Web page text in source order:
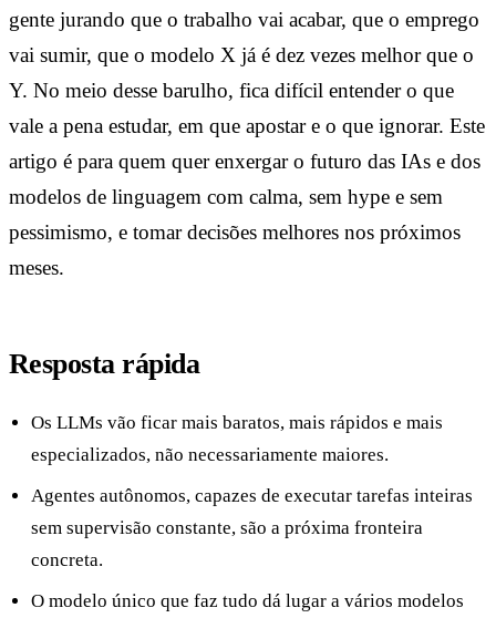
gente jurando que o trabalho vai acabar, que o emprego
vai sumir, que o modelo X já é dez vezes melhor que o
Y. No meio desse barulho, fica difícil entender o que
vale a pena estudar, em que apostar e o que ignorar. Este
artigo é para quem quer enxergar o futuro das IAs e dos
modelos de linguagem com calma, sem hype e sem
pessimismo, e tomar decisões melhores nos próximos
meses.
Resposta rápida
Os LLMs vão ficar mais baratos, mais rápidos e mais
especializados, não necessariamente maiores.
Agentes autônomos, capazes de executar tarefas inteiras
sem supervisão constante, são a próxima fronteira
concreta.
O modelo único que faz tudo dá lugar a vários modelos